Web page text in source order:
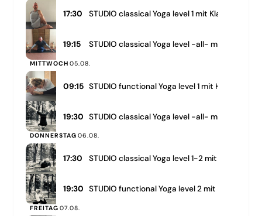
17:30 STUDIO classical Yoga level 1 mit Klaus am
19:15 STUDIO classical Yoga level -all- mit Klaus
MITTWOCH 05.08.
09:15 STUDIO functional Yoga level 1 mit Heike am
19:30 STUDIO classical Yoga level -all- mit Klaus
DONNERSTAG 06.08.
17:30 STUDIO classical Yoga level 1-2 mit Klaus am
19:30 STUDIO functional Yoga level 2 mit Heike am
FREITAG 07.08.